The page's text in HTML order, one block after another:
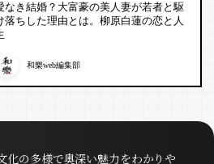
なき結婚？大富豪の美人妻が若者と駆
落ちした理由とは。柳原白蓮の恋と人
和樂web編集部
化の多様で奥深い魅力をわかりや